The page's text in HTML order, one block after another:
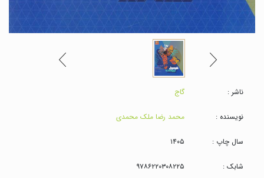
ناشر : گاج
نویسنده : محمد رضا ملک محمدی
سال چاپ : ۱۴۰۵
شابک : ۹۷۸۶۲۲۰۳۰۸۲۲۵